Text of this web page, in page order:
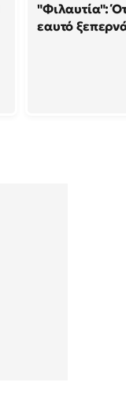
"Φιλαυτία":
εαυτό